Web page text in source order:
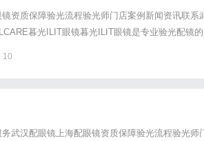
资质保障验光流程验光师门店案例新闻资讯联系
暮光ILIT眼镜暮光ILIT眼镜是专业验光配镜的
。以完整验光、正品镜片、透明价格和直营售后为
价比...
10
武汉配眼镜上海配眼镜资质保障验光流程验光师